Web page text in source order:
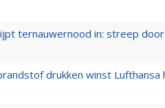
ternauwernood in: streep
drukken winst Lufthansa